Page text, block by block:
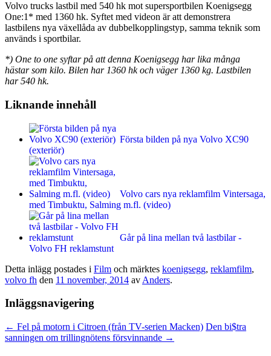
Volvo trucks lastbil med 540 hk mot supersportbilen Koenigsegg
One:1* med 1360 hk. Syftet med videon är att demonstrera
lastbilens nya växellåda av dubbelkopplingstyp, samma teknik som
används i sportbilar.
*) One to one syftar på att denna Koenigsegg har lika många
hästar som kilo. Bilen har 1360 hk och väger 1360 kg. Lastbilen
har 540 hk.
Liknande innehåll
Första bilden på nya Volvo XC90
(exteriör)
Volvo cars nya reklamfilm Vintersaga,
med Timbuktu, Salming m.fl. (video)
Går på lina mellan två lastbilar -
Volvo FH reklamstunt
Detta inlägg postades i Film och märktes koenigsegg, reklamfilm,
volvo fh den 11 november, 2014 av Anders.
Inläggsnavigering
← Fel på motorn i Citroen (från TV-serien Macken) Den bi$tra
sanningen om trillingnötens försvinnande →